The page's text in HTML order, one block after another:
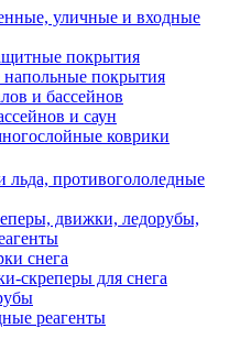
уличные и входные
покрытия
покрытия
и бассейнов
и саун
коврики
льда, противогололедные
движки, ледорубы,
снега
скреперы для снега
реагенты